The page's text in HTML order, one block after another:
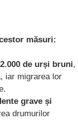
măsuri:
de urși bruni,
iar migrarea lor
grave și
drumurilor